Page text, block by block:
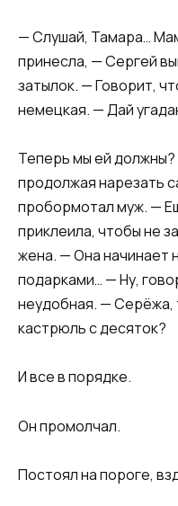
— Слушай, Тамара…
принесла, — Сергей
затылок. — Говорит,
немецкая. — Дай
Теперь мы ей
продолжая нарезать
пробормотал муж. —
приклеила, чтобы не
жена. — Она начинает
подарками… — Ну,
неудобная. — Серёжа,
кастрюль с десяток?
И все в порядке.
Он промолчал.
Постоял на пороге,